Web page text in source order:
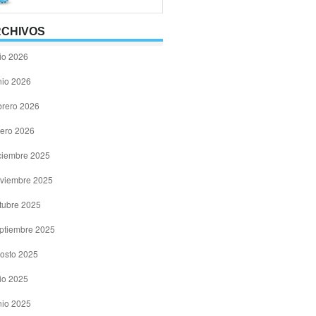
2026
2026
2026
2026
2025
2025
2025
2025
2025
2025
2025